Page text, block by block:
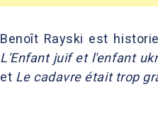
Benoît Rayski est
L'Enfant juif et l'enfant
et Le cadavre était trop